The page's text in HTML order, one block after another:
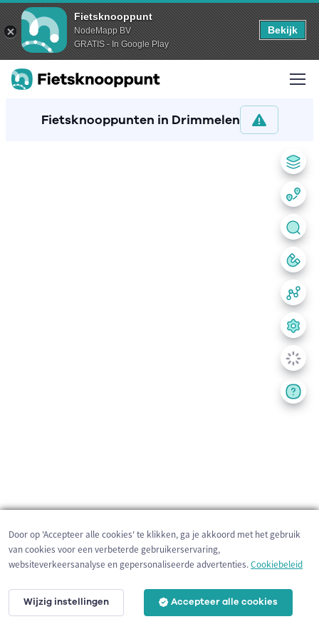
Fietsknooppunt
NodeMapp BV
GRATIS - In Google Play
Bekijk
Fietsknooppunten in Drimmelen
3 km
Door op 'Accepteer alle cookies' te klikken, ga je akkoord met het gebruik
van cookies voor een verbeterde gebruikerservaring,
websiteverkeersanalyse en gepersonaliseerde advertenties.Cookiebeleid
Wijzig instellingen Accepteer alle cookies